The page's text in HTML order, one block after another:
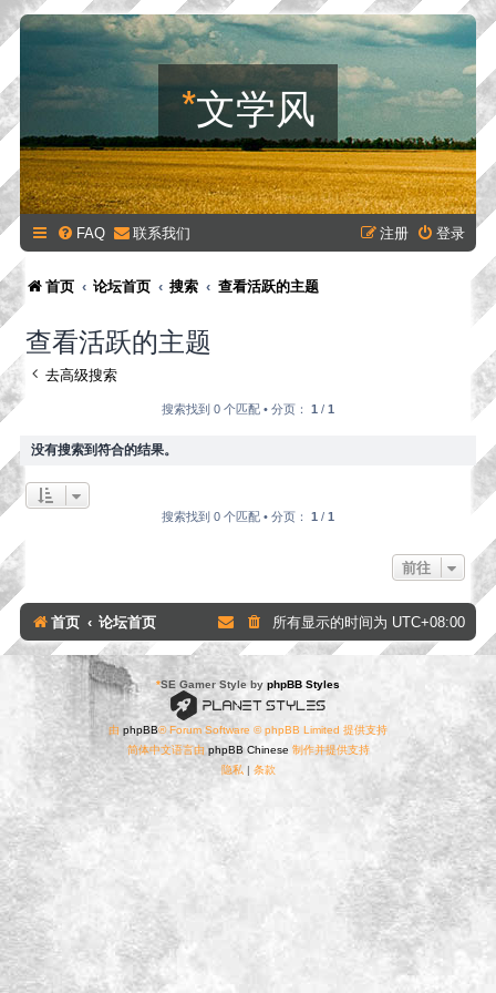
*文学风
FAQ 联系我们 登录
注册
首页 论坛首页 搜索 查看活跃的主题
查看活跃的主题
去高级搜索
搜索找到 0 个匹配 • 分页： 1 / 1
没有搜索到符合的结果。
搜索找到 0 个匹配 • 分页： 1 / 1
前往
首页 论坛首页 所有显示的时间为 UTC+08:00
*SE Gamer Style by phpBB Styles
由 phpBB® Forum Software © phpBB Limited 提供支持
简体中文语言由 phpBB Chinese 制作并提供支持
隐私 | 条款